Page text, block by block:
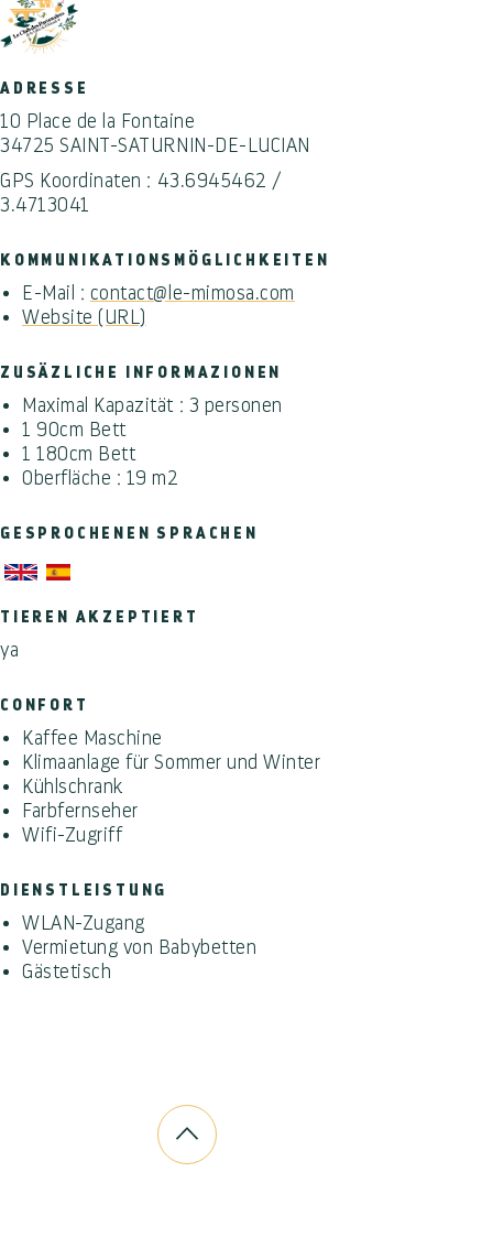
ADRESSE
10 Place de la Fontaine
34725 SAINT-SATURNIN-DE-LUCIAN
GPS Koordinaten : 43.6945462 /
3.4713041
KOMMUNIKATIONSMÖGLICHKEITEN
E-Mail : contact@le-mimosa.com
Website (URL)
ZUSÄZLICHE INFORMAZIONEN
Maximal Kapazität : 3 personen
1 90cm Bett
1 180cm Bett
Oberfläche : 19 m2
GESPROCHENEN SPRACHEN
TIEREN AKZEPTIERT
ya
CONFORT
Kaffee Maschine
Klimaanlage für Sommer und Winter
Kühlschrank
Farbfernseher
Wifi-Zugriff
DIENSTLEISTUNG
WLAN-Zugang
Vermietung von Babybetten
Gästetisch